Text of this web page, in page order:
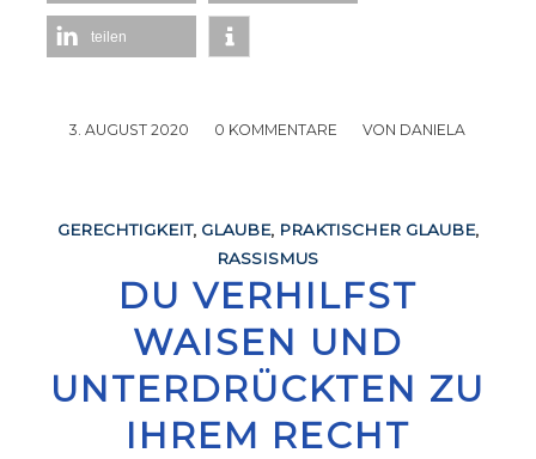
teilen
3. AUGUST 2020
/ 0 KOMMENTARE
/ VON DANIELA
GERECHTIGKEIT, GLAUBE, PRAKTISCHER GLAUBE,
RASSISMUS
DU VERHILFST
WAISEN UND
UNTERDRÜCKTEN ZU
IHREM RECHT